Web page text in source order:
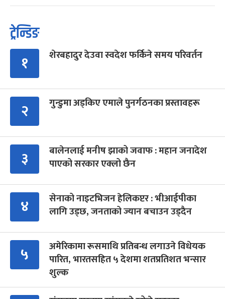
ट्रेन्डिङ
१ शेरबहादुर देउवा स्वदेश फर्किने समय परिवर्तन
२ गुन्डुमा अड्किए एमाले पुनर्गठनका प्रस्तावहरू
३
बालेनलाई मनीष झाको जवाफ : महान जनादेश
पाएको सरकार एक्लो छैन
४
सेनाको नाइटभिजन हेलिकप्टर : भीआईपीका
लागि उड्छ, जनताको ज्यान बचाउन उड्दैन
५
अमेरिकामा रूसमाथि प्रतिबन्ध लगाउने विधेयक
पारित, भारतसहित ५ देशमा शतप्रतिशत भन्सार
शुल्क